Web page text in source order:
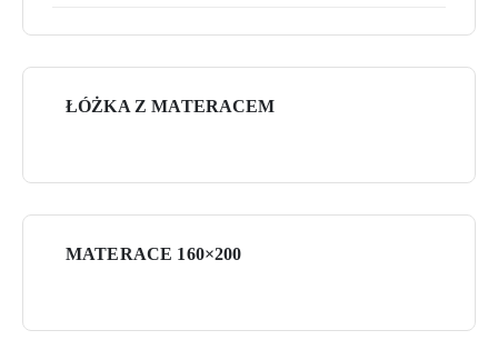
ŁÓŻKA Z MATERACEM
MATERACE 160×200